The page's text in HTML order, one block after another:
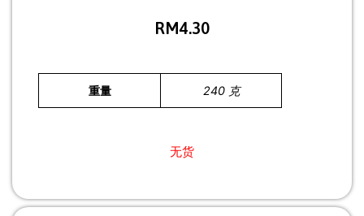
RM4.30
重量 240 克
无货